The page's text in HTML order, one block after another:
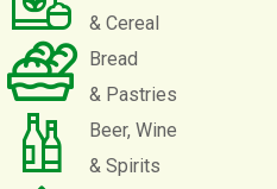
& Cereal
Bread
& Pastries
Beer, Wine
& Spirits